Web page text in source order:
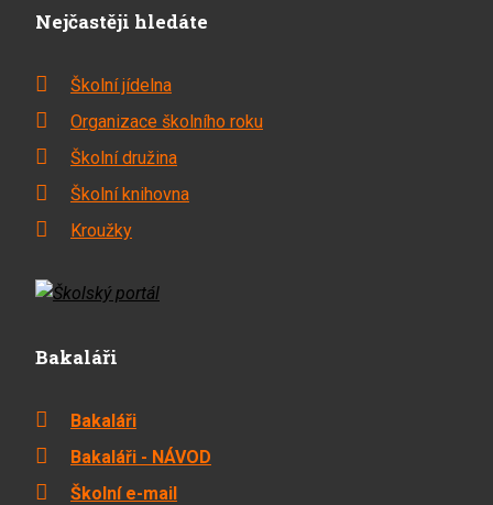
Nejčastěji hledáte
Školní jídelna
Organizace školního roku
Školní družina
Školní knihovna
Kroužky
Bakaláři
Bakaláři
Bakaláři - NÁVOD
Školní e-mail